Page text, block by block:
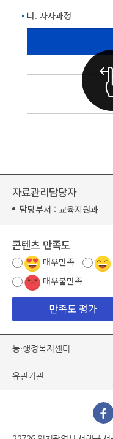
나. 사사과정
초중생을 위한
자료관리담당자
담당부서 : 교육지원과
콘텐츠 만족도
매우만족
매우불만족
동·행정복지센터
유관기관